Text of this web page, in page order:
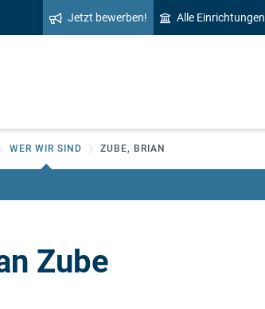
Jetzt bewerben! Alle Einrichtungen
WER WIR SIND ZUBE, BRIAN
Zube